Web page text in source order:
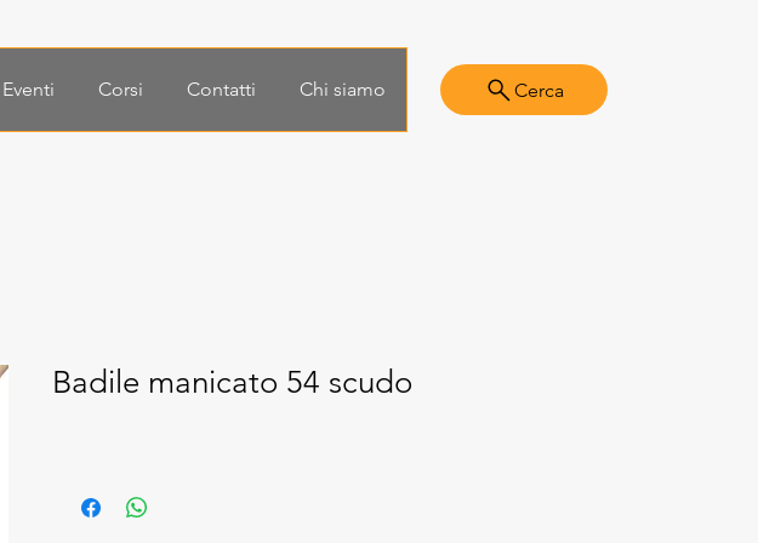
Eventi Corsi Contatti Chi siamo Cerca
Badile manicato 54 scudo